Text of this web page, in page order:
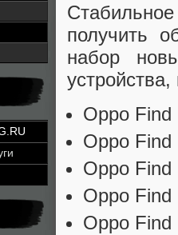
получить
набор
Oppo Find
Oppo Find
Oppo Find
Oppo Find
Oppo Find